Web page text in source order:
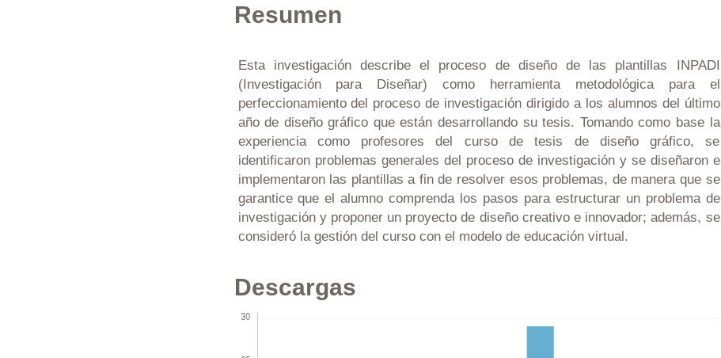
Resumen
Esta investigación describe el proceso de diseño de las plantillas INPADI
(Investigación para Diseñar) como herramienta metodológica para el
perfeccionamiento del proceso de investigación dirigido a los alumnos del último
año de diseño gráfico que están desarrollando su tesis. Tomando como base la
experiencia como profesores del curso de tesis de diseño gráfico, se
identificaron problemas generales del proceso de investigación y se diseñaron e
implementaron las plantillas a fin de resolver esos problemas, de manera que se
garantice que el alumno comprenda los pasos para estructurar un problema de
investigación y proponer un proyecto de diseño creativo e innovador; además, se
consideró la gestión del curso con el modelo de educación virtual.
Descargas